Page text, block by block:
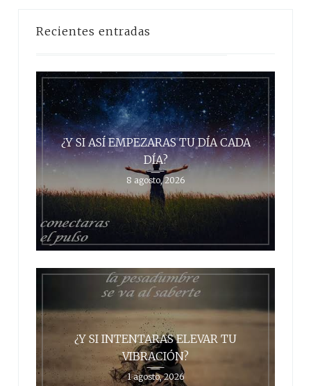
Recientes entradas
¿Y SI ASÍ EMPEZARAS TU DÍA CADA
DÍA?
8 agosto, 2026
¿Y SI INTENTARAS ELEVAR TU
VIBRACIÓN?
1 agosto, 2026